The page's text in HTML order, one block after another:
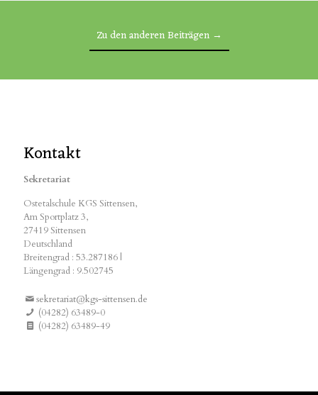
Zu den anderen Beiträgen →
Kontakt
Sekretariat
Ostetalschule KGS Sittensen,
Am Sportplatz 3,
27419 Sittensen
Deutschland
Breitengrad : 53.287186 |
Längengrad : 9.502745
sekretariat@kgs-sittensen.de
(04282) 63489-0
(04282) 63489-49